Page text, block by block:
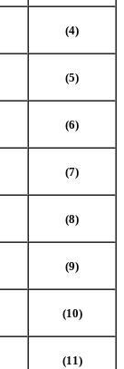
(4)
(5)
(6)
(7)
(8)
(9)
(10)
(11)